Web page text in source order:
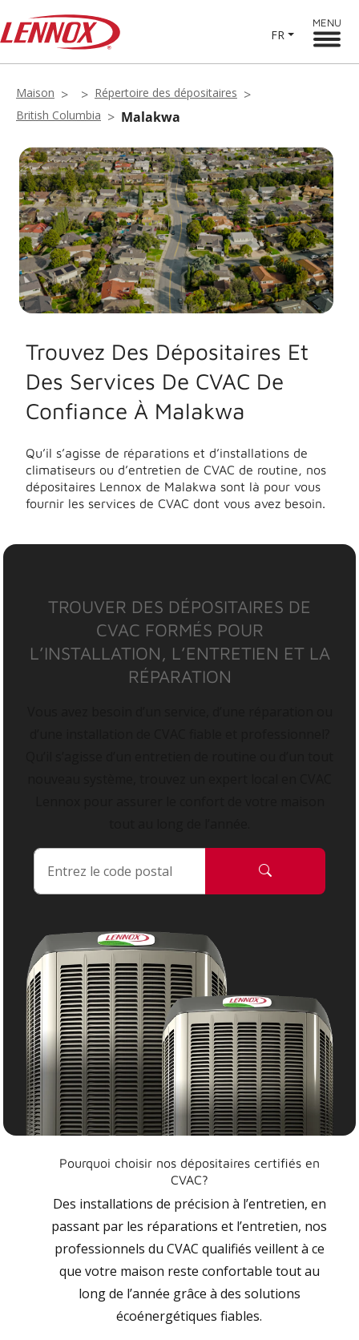
FR
MENU
Maison
Répertoire des dépositaires
British Columbia
Malakwa
Trouvez Des Dépositaires Et
Des Services De CVAC De
Confiance À Malakwa
Qu’il s’agisse de réparations et d’installations de
climatiseurs ou d’entretien de CVAC de routine, nos
dépositaires Lennox de Malakwa sont là pour vous
fournir les services de CVAC dont vous avez besoin.
TROUVER DES DÉPOSITAIRES DE
CVAC FORMÉS POUR
L’INSTALLATION, L’ENTRETIEN ET LA
RÉPARATION
Pourquoi choisir nos dépositaires certifiés en
CVAC?
Des installations de précision à l’entretien, en
passant par les réparations et l’entretien, nos
professionnels du CVAC qualifiés veillent à ce
que votre maison reste confortable tout au
long de l’année grâce à des solutions
écoénergétiques fiables.